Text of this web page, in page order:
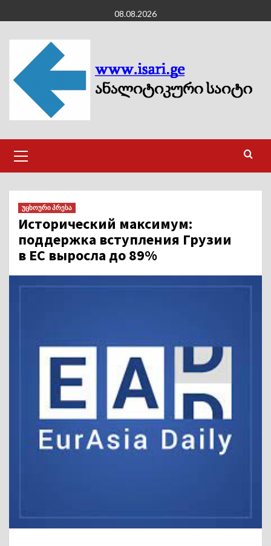
to
content
08.08.2026
Menu
უცხოური პრესა
Исторический максимум:
поддержка вступления Грузии
в ЕС выросла до 89%